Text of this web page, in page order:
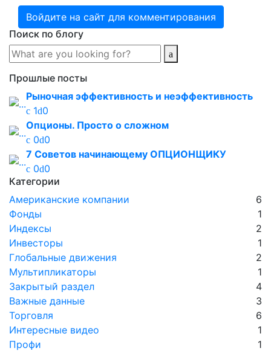
Войдите на сайт для комментирования
Поиск по блогу
Прошлые посты
Рыночная эффективность и неэффективность
1 0
Опционы. Просто о сложном
0 0
7 Советов начинающему ОПЦИОНЩИКУ
0 0
Категории
Американские компании
6
Фонды
1
Индексы
2
Инвесторы
1
Глобальные движения
2
Мультипликаторы
1
Закрытый раздел
4
Важные данные
3
Торговля
6
Интересные видео
1
Профи
1